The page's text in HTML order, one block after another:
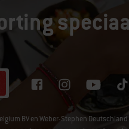
BV en Weber-Stephen